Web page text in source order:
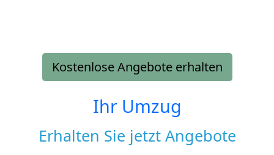
Kostenlose Angebote erhalten
Ihr Umzug
Erhalten Sie jetzt Angebote